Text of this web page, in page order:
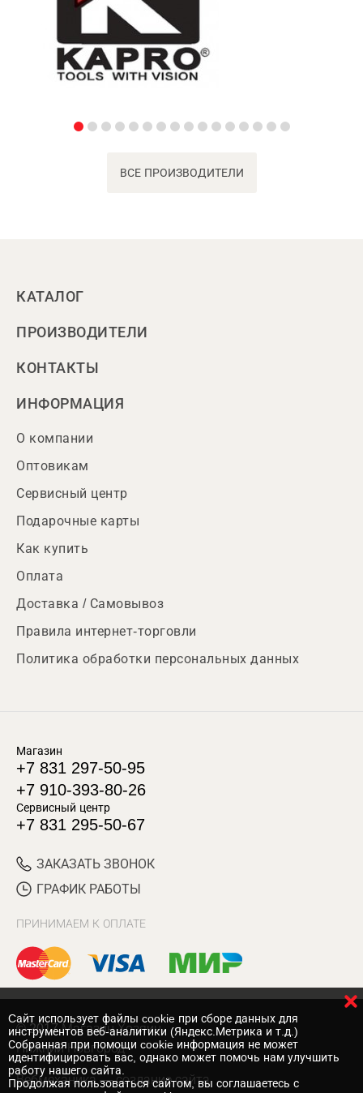
ВСЕ ПРОИЗВОДИТЕЛИ
КАТАЛОГ
ПРОИЗВОДИТЕЛИ
КОНТАКТЫ
ИНФОРМАЦИЯ
О компании
Оптовикам
Сервисный центр
Подарочные карты
Как купить
Оплата
Доставка / Самовывоз
Правила интернет-торговли
Политика обработки персональных данных
Магазин
+7 831 297-50-95
+7 910-393-80-26
Сервисный центр
+7 831 295-50-67
ЗАКАЗАТЬ ЗВОНОК
ГРАФИК РАБОТЫ
ПРИНИМАЕМ К ОПЛАТЕ
© 2017 Магазин Хозяин
Нижний Новгород
Вебмеханика — создание сайта
Cайт использует файлы cookie при сборе данных для
инструментов веб-аналитики (Яндекс.Метрика и т.д.)
Собранная при помощи cookie информация не может
идентифицировать вас, однако может помочь нам улучшить
работу нашего сайта.
Продолжая пользоваться сайтом, вы соглашаетесь с